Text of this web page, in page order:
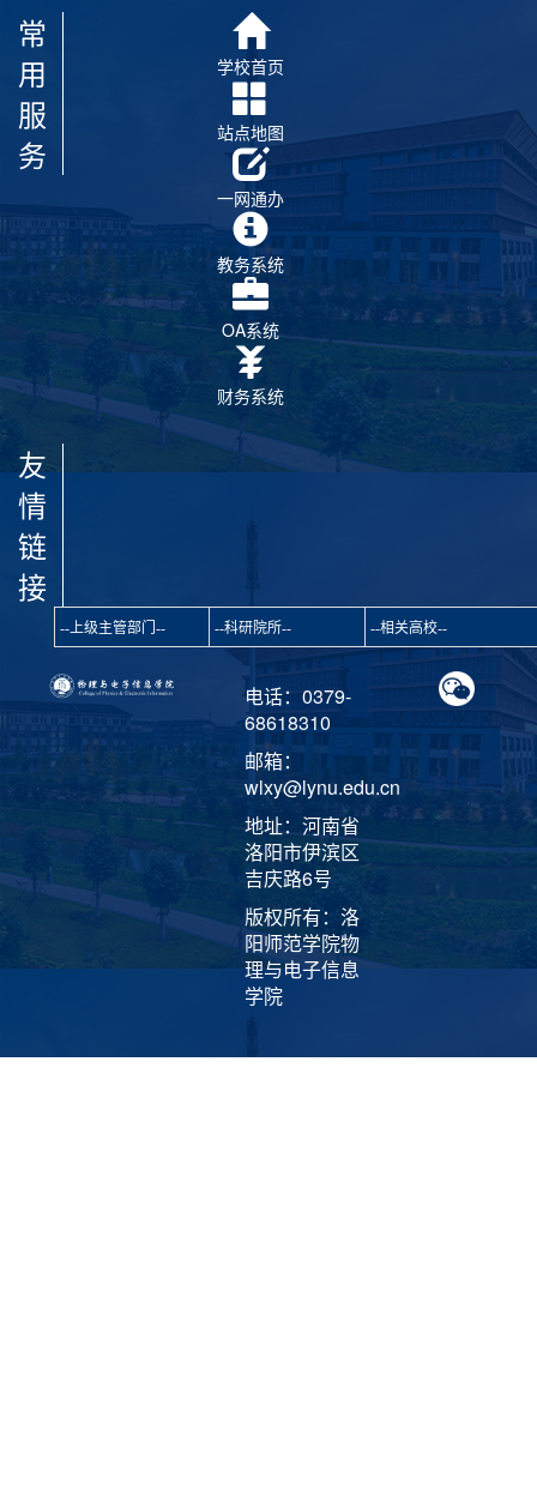
常
用
服
务
学校首页
站点地图
一网通办
教务系统
OA系统
财务系统
友
情
链
接
电话：0379-
68618310
邮箱：
wlxy@lynu.edu.cn
地址：河南省
洛阳市伊滨区
吉庆路6号
版权所有：洛
阳师范学院物
理与电子信息
学院